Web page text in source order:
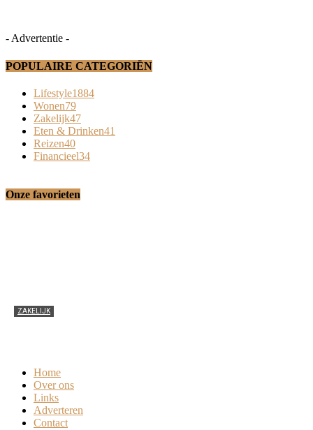
- Advertentie -
POPULAIRE CATEGORIËN
Lifestyle1884
Wonen79
Zakelijk47
Eten & Drinken41
Reizen40
Financieel34
Onze favorieten
ZAKELIJK
Home
Over ons
Links
Adverteren
Contact